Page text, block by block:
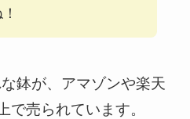
鉢が、アマゾンや楽天
売られています。